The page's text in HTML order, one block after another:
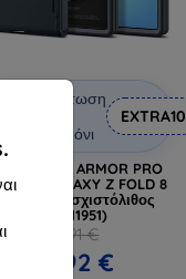
Έκπτωση
κουπόνι
EXTRA10
SLIM ARMOR PRO
GALAXY Z FOLD 8
μεταλλικός σχιστόλιθος
(ACS11951)
79,91 €
71,92 €